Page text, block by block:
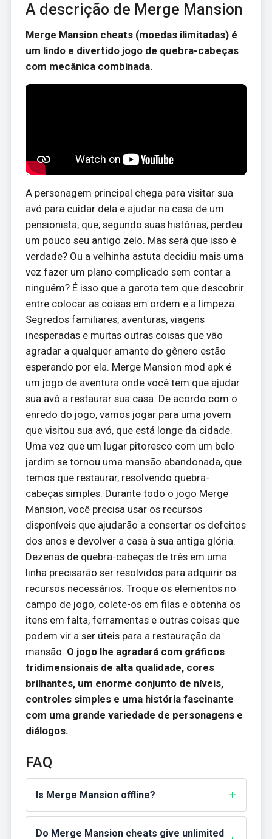
A descrição de Merge Mansion
Merge Mansion cheats (moedas ilimitadas) é
um lindo e divertido jogo de quebra-cabeças
com mecânica combinada.
A personagem principal chega para visitar sua
avó para cuidar dela e ajudar na casa de um
pensionista, que, segundo suas histórias, perdeu
um pouco seu antigo zelo. Mas será que isso é
verdade? Ou a velhinha astuta decidiu mais uma
vez fazer um plano complicado sem contar a
ninguém? É isso que a garota tem que descobrir
entre colocar as coisas em ordem e a limpeza.
Segredos familiares, aventuras, viagens
inesperadas e muitas outras coisas que vão
agradar a qualquer amante do gênero estão
esperando por ela. Merge Mansion mod apk é
um jogo de aventura onde você tem que ajudar
sua avó a restaurar sua casa. De acordo com o
enredo do jogo, vamos jogar para uma jovem
que visitou sua avó, que está longe da cidade.
Uma vez que um lugar pitoresco com um belo
jardim se tornou uma mansão abandonada, que
temos que restaurar, resolvendo quebra-
cabeças simples. Durante todo o jogo Merge
Mansion, você precisa usar os recursos
disponíveis que ajudarão a consertar os defeitos
dos anos e devolver a casa à sua antiga glória.
Dezenas de quebra-cabeças de três em uma
linha precisarão ser resolvidos para adquirir os
recursos necessários. Troque os elementos no
campo de jogo, colete-os em filas e obtenha os
itens em falta, ferramentas e outras coisas que
podem vir a ser úteis para a restauração da
mansão. O jogo lhe agradará com gráficos
tridimensionais de alta qualidade, cores
brilhantes, um enorme conjunto de níveis,
controles simples e uma história fascinante
com uma grande variedade de personagens e
diálogos.
FAQ
Is Merge Mansion offline?
Do Merge Mansion cheats give unlimited